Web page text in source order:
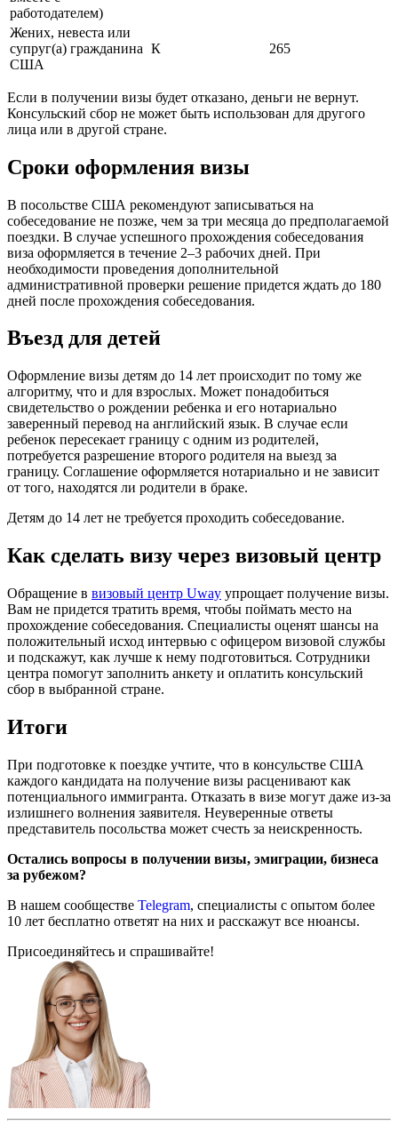
работодателем)
Жених, невеста или
супруг(а) гражданина
США
К 265
Если в получении визы будет отказано, деньги не вернут.
Консульский сбор не может быть использован для другого
лица или в другой стране.
Сроки оформления визы
В посольстве США рекомендуют записываться на
собеседование не позже, чем за три месяца до предполагаемой
поездки. В случае успешного прохождения собеседования
виза оформляется в течение 2–3 рабочих дней. При
необходимости проведения дополнительной
административной проверки решение придется ждать до 180
дней после прохождения собеседования.
Въезд для детей
Оформление визы детям до 14 лет происходит по тому же
алгоритму, что и для взрослых. Может понадобиться
свидетельство о рождении ребенка и его нотариально
заверенный перевод на английский язык. В случае если
ребенок пересекает границу с одним из родителей,
потребуется разрешение второго родителя на выезд за
границу. Соглашение оформляется нотариально и не зависит
от того, находятся ли родители в браке.
Детям до 14 лет не требуется проходить собеседование.
Как сделать визу через визовый центр
Обращение в визовый центр Uway упрощает получение визы.
Вам не придется тратить время, чтобы поймать место на
прохождение собеседования. Специалисты оценят шансы на
положительный исход интервью с офицером визовой службы
и подскажут, как лучше к нему подготовиться. Сотрудники
центра помогут заполнить анкету и оплатить консульский
сбор в выбранной стране.
Итоги
При подготовке к поездке учтите, что в консульстве США
каждого кандидата на получение визы расценивают как
потенциального иммигранта. Отказать в визе могут даже из-за
излишнего волнения заявителя. Неуверенные ответы
представитель посольства может счесть за неискренность.
Остались вопросы в получении визы, эмиграции, бизнеса
за рубежом?
В нашем сообществе Telegram, специалисты с опытом более
10 лет бесплатно ответят на них и расскажут все нюансы.
Присоединяйтесь и спрашивайте!